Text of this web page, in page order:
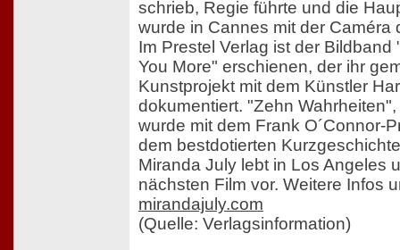
schrieb, Regie führte und die
wurde in Cannes mit der Caméra
Im Prestel Verlag ist der Bildband
You More" erschienen, der ihr
Kunstprojekt mit dem Künstler
dokumentiert. "Zehn
wurde mit dem Frank O´Connor-
dem bestdotierten
Miranda July lebt in Los Angeles
nächsten Film vor. Weitere Infos
mirandajuly.com
(Quelle: Verlagsinformation)